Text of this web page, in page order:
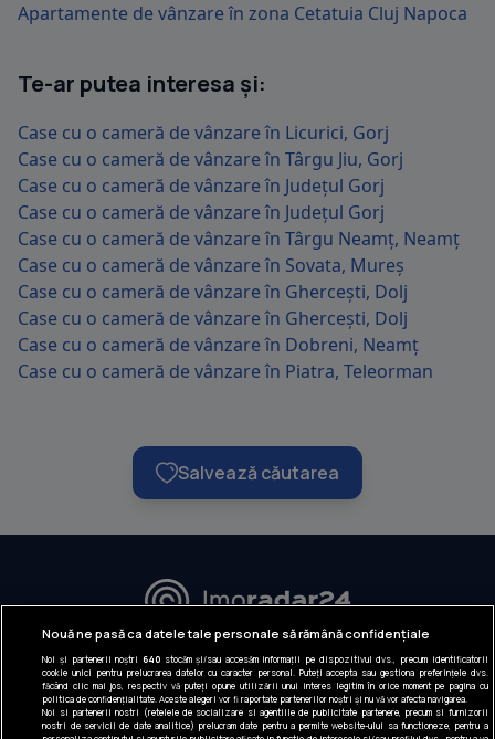
Apartamente de vânzare în zona Cetatuia Cluj Napoca
Te-ar putea interesa și:
Case cu o cameră de vânzare în Licurici, Gorj
Case cu o cameră de vânzare în Târgu Jiu, Gorj
Case cu o cameră de vânzare în Județul Gorj
Case cu o cameră de vânzare în Județul Gorj
Case cu o cameră de vânzare în Târgu Neamț, Neamț
Case cu o cameră de vânzare în Sovata, Mureș
Case cu o cameră de vânzare în Ghercești, Dolj
Case cu o cameră de vânzare în Ghercești, Dolj
Case cu o cameră de vânzare în Dobreni, Neamț
Case cu o cameră de vânzare în Piatra, Teleorman
Salvează căutarea
URMĂREȘTE-NE:
INFORMAȚII COMPANIE
Despre noi
Nouă ne pasă ca datele tale personale să rămână confidențiale
Noi și partenerii noștri 640stocăm și/sau accesăm informații pe dispozitivul dvs., precum identificatorii
cookie unici pentru prelucrarea datelor cu caracter personal. Puteți accepta sau gestiona preferințele dvs.
făcând clic mai jos, respectiv vă puteți opune utilizării unui interes legitim în orice moment pe pagina cu
politica de confidențialitate. Aceste alegeri vor fi raportate partenerilor noștri și nu vă vor afecta navigarea.
Noi si partenerii nostri (retelele de socializare si agentiile de publicitate partenere, precum si furnizorii
nostri de servicii de date analitice) prelucram date pentru a permite website-ului sa functioneze, pentru a